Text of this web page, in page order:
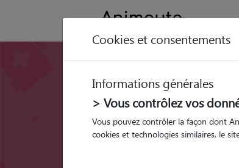
PIF chat : la
infectieuse
Cookies et consentements
Informations générales
> Vous contrôlez vos
Vous pouvez contrôler la façon dont
cookies et technologies similaires, le